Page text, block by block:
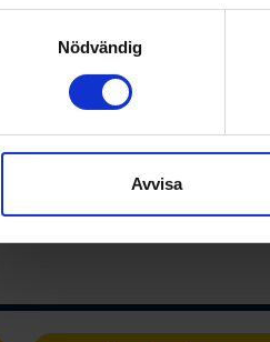
Identifiera din enhet
Ta reda på mer om hur dina
eller dra tillbaka ditt samtycke
sociala medier och analysera vår
till de sociala medier och
Nödvändig
Avvisa